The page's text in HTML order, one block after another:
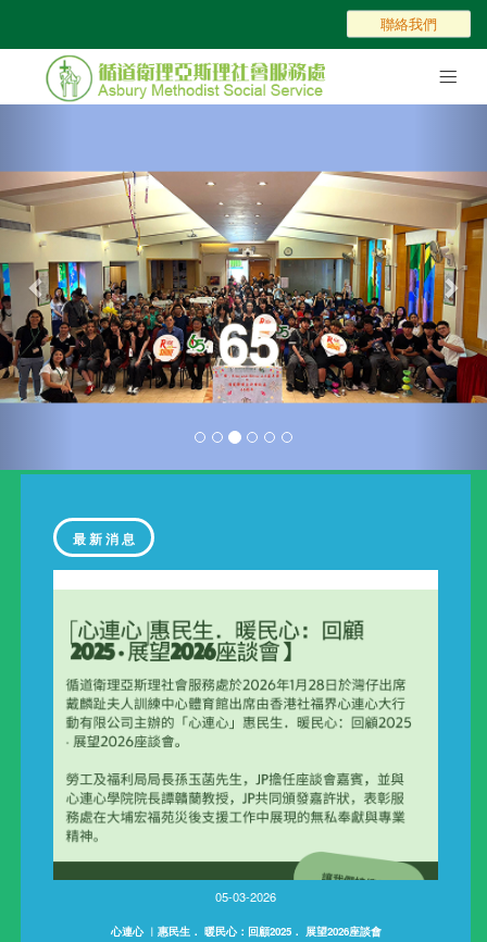
聯絡我們
Toggle
最 新 消 息
05-03-2026
心連心 ︳惠民生． 暖民心：回顧2025． 展望2026座談會